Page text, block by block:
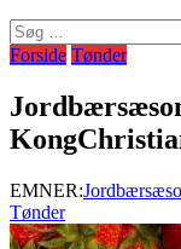
Søg
efter:
Forside Tønder
EMNER:
Tønder